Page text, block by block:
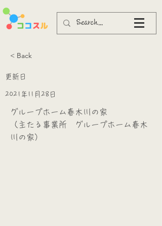
< Back
更新日
2021年11月28日
グループホーム春木川の家
（主たる事業所 グループホーム春木
川の家）